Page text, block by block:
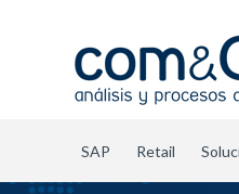
SAP Retail